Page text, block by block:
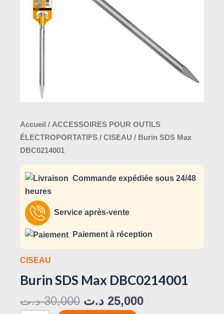
Accueil / ACCESSOIRES POUR OUTILS
ÉLECTROPORTATIFS / CISEAU / Burin SDS Max
DBC0214001
Commande expédiée sous 24/48
heures
Service après-vente
Paiement à réception
CISEAU
Burin SDS Max DBC0214001
30,000 د.ت 25,000 د.ت